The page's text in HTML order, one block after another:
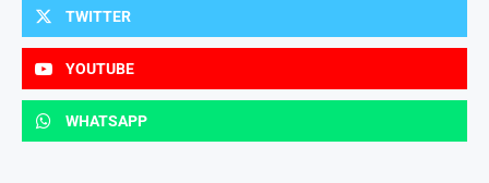
TWITTER
YOUTUBE
WHATSAPP